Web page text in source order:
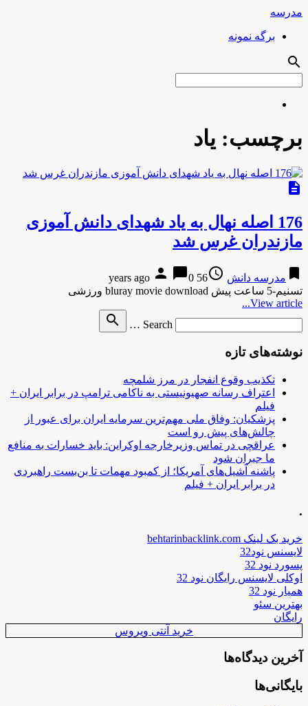
مدرسه
برگه نمونه
search
برچسب: یاد
description
176 اصله نهال به یاد شهدای دانش آموزی
مازندران غرس شد
bookmark مدرسه دانش access_time
56 years ago
person chat_bubble0
تسنیم-5 ساعت پیش bluray movie download ورزشی
View article...
Search …
search
نوشته‌های تازه
تکذیب وقوع انفجار در مرز شلمچه
اعتراف رسانه صهیونیستی به ناکامی ترامپ در برابر ایران +
فیلم
پزشکیان: وفاق ملی مهم‌ترین سرمایه ایران برای عبور از
چالش‌های پیش رو است
عراقچی در تماس وزیرخارجه اوکراین: باید خسارات به منافع
ما جبران شود
پاشنه آشیل‌های آمریکا؛ از کمبود مهمات تا بن‌بست راهبردی
در برابر ایران + فیلم
.
خرید بک لینک behtarinbacklink.com
لایسنس نود32
پسورد نود 32
اوکلی لایسنس رایگان نود 32
همیار نود 32
بهترین سئو
رایگان
خرید آنتی ویروس
آخرین دیدگاه‌ها
بایگانی‌ها